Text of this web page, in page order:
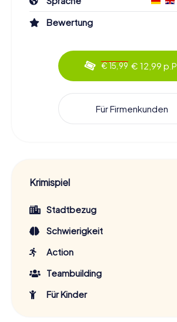
Bewertung
€ 15,99 € 12,99 p.P.
Für Firmenkunden
Krimispiel
Stadtbezug
Schwierigkeit
Action
Teambuilding
Für Kinder